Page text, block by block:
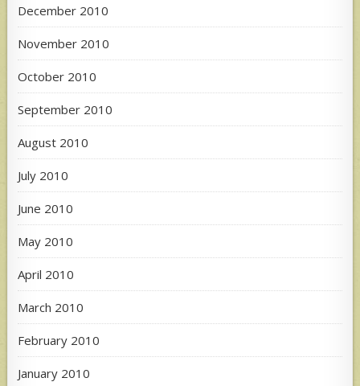
December 2010
November 2010
October 2010
September 2010
August 2010
July 2010
June 2010
May 2010
April 2010
March 2010
February 2010
January 2010